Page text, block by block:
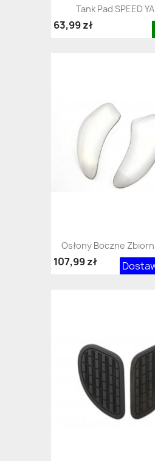
Tank Pad SPEED
63,99 zł
Osłony Boczne
107,99 zł